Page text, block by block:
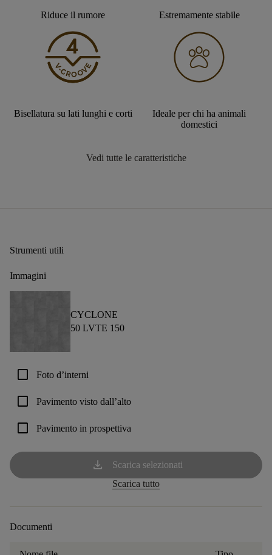
Riduce il rumore Estremamente stabile
Bisellatura su lati lunghi e corti
Ideale per chi ha animali
domestici
Vedi tutte le caratteristiche
Strumenti utili
Immagini
CYCLONE
50 LVTE 150
check_box_outline_blank Foto d’interni
check_box_outline_blank Pavimento visto dall’alto
check_box_outline_blank Pavimento in prospettiva
download
Scarica selezionati
Scarica tutto
Documenti